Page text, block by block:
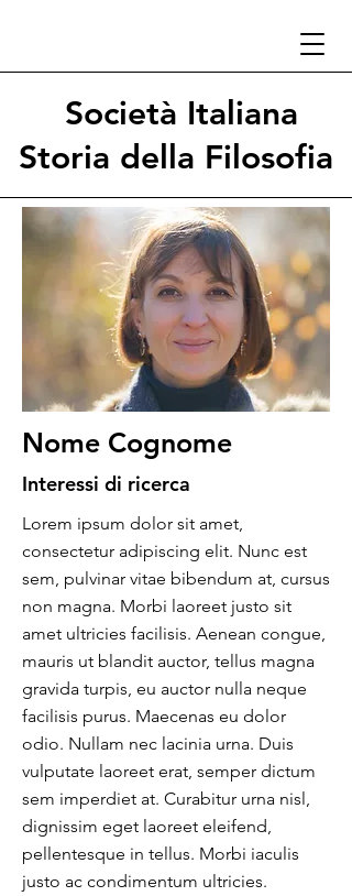
Società Italiana
Storia della Filosofia
Nome Cognome
Interessi di ricerca
Lorem ipsum dolor sit amet,
consectetur adipiscing elit. Nunc est
sem, pulvinar vitae bibendum at, cursus
non magna. Morbi laoreet justo sit
amet ultricies facilisis. Aenean congue,
mauris ut blandit auctor, tellus magna
gravida turpis, eu auctor nulla neque
facilisis purus. Maecenas eu dolor
odio. Nullam nec lacinia urna. Duis
vulputate laoreet erat, semper dictum
sem imperdiet at. Curabitur urna nisl,
dignissim eget laoreet eleifend,
pellentesque in tellus. Morbi iaculis
justo ac condimentum ultricies.